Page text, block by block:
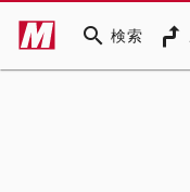
search 検索